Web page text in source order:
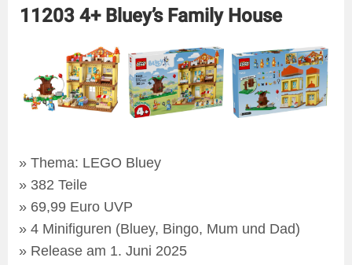
11203 4+ Bluey’s Family House
Thema: LEGO Bluey
382 Teile
69,99 Euro UVP
4 Minifiguren (Bluey, Bingo, Mum und Dad)
Release am 1. Juni 2025